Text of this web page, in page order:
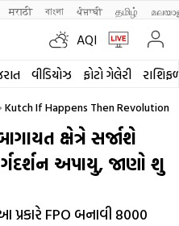
मराठी বাংলা ਪੰਜਾਬੀ தமிழ்
AQI
વીડિયોઝ ફોટો ગેલેરી
Kutch If Happens Then Revolution
ક્ષેત્રે સર્જાશે
અપાયુ, જાણો શુ
આ પ્રકારે FPO બનાવી 8000